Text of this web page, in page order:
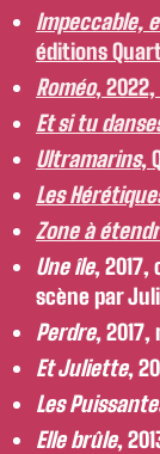
Impeccable,
éditions
Roméo,
Et si tu
Ultramarins,
Les
Zone à
Une île, 2017,
scène par
Perdre, 2017,
Et Juliette,
Les
Elle brûle,